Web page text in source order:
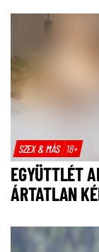
SZEX & MÁS 18+
EGYÜTTLÉT
ÁRTATLAN